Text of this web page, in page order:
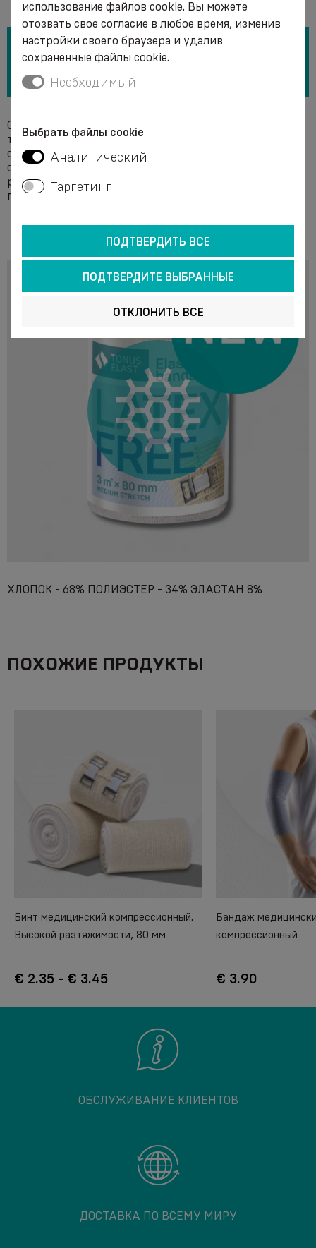
Стирайте повязку вручную в мыльном растворе при
температуре не выше +40 °C. Не используйте моющие
средства, содержащие отбеливатель. Не подвергайте
сухой чистке. После стирки аккуратно отожмите бинт
руками, не отжимая. Сушите в расправленном виде. Не
гладить.
ХЛОПОК - 68% ПОЛИЭСТЕР - 34% ЭЛАСТАН 8%
ПОХОЖИЕ ПРОДУКТЫ
Бинт медицинский компрессионный.
Высокой разтяжимости, 80 мм
€ 2.35 - € 3.45
Бандаж
компрессионный
€ 3.90
ОБСЛУЖИВАНИЕ КЛИЕНТОВ
ДОСТАВКА ПО ВСЕМУ МИРУ
использование файлов cookie. Вы можете
отозвать свое согласие в любое время, изменив
настройки своего браузера и удалив
сохраненные файлы cookie.
Необходимый
Выбрать файлы cookie
Аналитический
Таргетинг
ПОДТВЕРДИТЬ ВСЕ
ПОДТВЕРДИТЕ ВЫБРАННЫЕ
ОТКЛОНИТЬ ВСЕ